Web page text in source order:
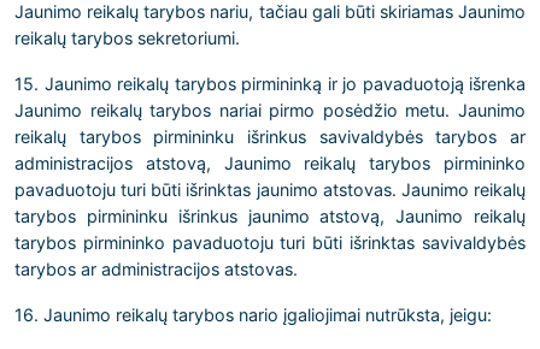
Jaunimo reikalų tarybos nariu, tačiau gali būti skiriamas Jaunimo
reikalų tarybos sekretoriumi.
15. Jaunimo reikalų tarybos pirmininką ir jo pavaduotoją išrenka
Jaunimo reikalų tarybos nariai pirmo posėdžio metu. Jaunimo
reikalų tarybos pirmininku išrinkus savivaldybės tarybos ar
administracijos atstovą, Jaunimo reikalų tarybos pirmininko
pavaduotoju turi būti išrinktas jaunimo atstovas. Jaunimo reikalų
tarybos pirmininku išrinkus jaunimo atstovą, Jaunimo reikalų
tarybos pirmininko pavaduotoju turi būti išrinktas savivaldybės
tarybos ar administracijos atstovas.
16. Jaunimo reikalų tarybos nario įgaliojimai nutrūksta, jeigu: